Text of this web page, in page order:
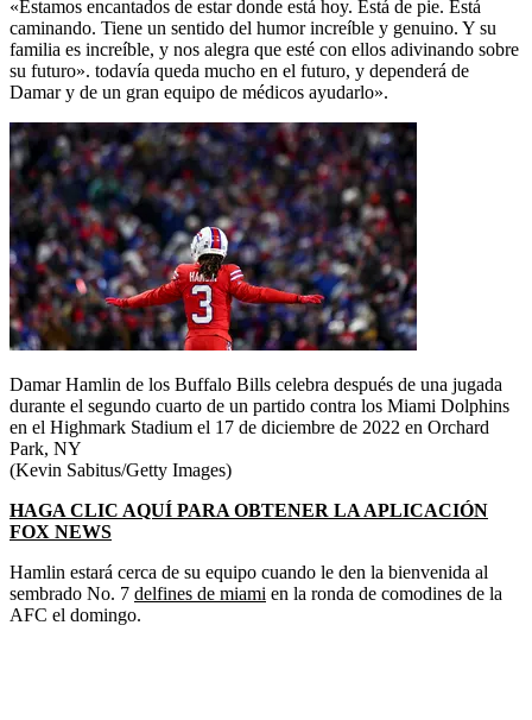
«Estamos encantados de estar donde está hoy. Está de pie. Está
caminando. Tiene un sentido del humor increíble y genuino. Y su
familia es increíble, y nos alegra que esté con ellos adivinando sobre
su futuro». todavía queda mucho en el futuro, y dependerá de
Damar y de un gran equipo de médicos ayudarlo».
Damar Hamlin de los Buffalo Bills celebra después de una jugada
durante el segundo cuarto de un partido contra los Miami Dolphins
en el Highmark Stadium el 17 de diciembre de 2022 en Orchard
Park, NY
(Kevin Sabitus/Getty Images)
HAGA CLIC AQUÍ PARA OBTENER LA APLICACIÓN
FOX NEWS
Hamlin estará cerca de su equipo cuando le den la bienvenida al
sembrado No. 7 delfines de miami en la ronda de comodines de la
AFC el domingo.